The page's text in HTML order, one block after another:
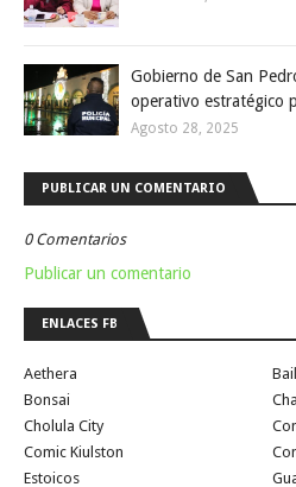
Gobierno de San
operativo estratégico
Agosto 28, 2025
PUBLICAR UN COMENTARIO
0 Comentarios
Publicar un comentario
ENLACES FB
Aethera
Bonsai
Cholula City
Comic Kiulston
Estoicos